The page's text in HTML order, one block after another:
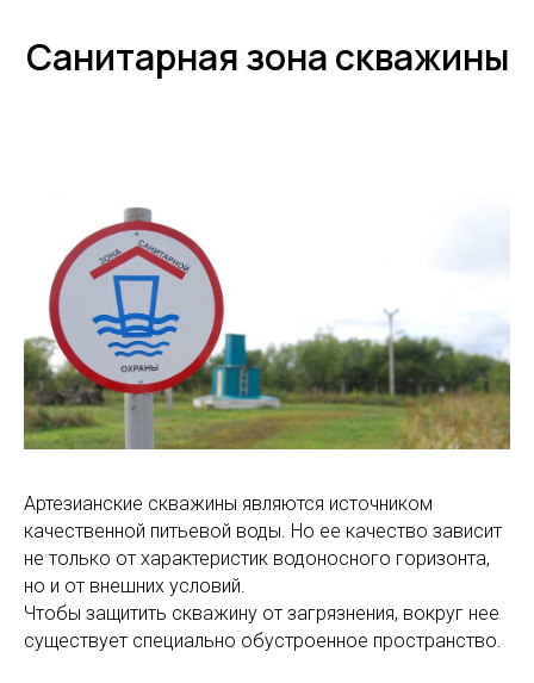
Санитарная зона скважины
Артезианские скважины являются источником
качественной питьевой воды. Но ее качество зависит
не только от характеристик водоносного горизонта,
но и от внешних условий.
Чтобы защитить скважину от загрязнения, вокруг нее
существует специально обустроенное пространство.